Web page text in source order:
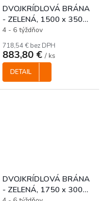
DVOJKRÍDLOVÁ BRÁNA
- ZELENÁ, 1500 x 3500
mm
4 - 6 týždňov
718,54 € bez DPH
883,80 € / ks
DETAIL
DVOJKRÍDLOVÁ BRÁNA
- ZELENÁ, 1750 x 3000